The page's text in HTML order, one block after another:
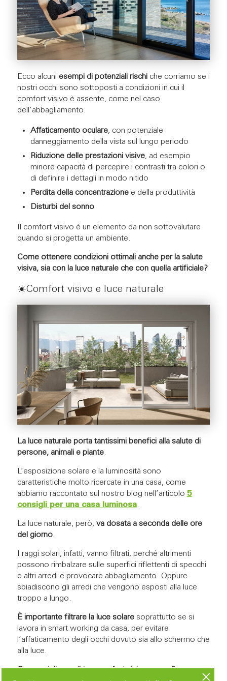
Ecco alcuni esempi di potenziali rischi che corriamo se i
nostri occhi sono sottoposti a condizioni in cui il
comfort visivo è assente, come nel caso
dell’abbagliamento.
Affaticamento oculare, con potenziale
danneggiamento della vista sul lungo periodo
Riduzione delle prestazioni visive, ad esempio
minore capacità di percepire i contrasti tra colori o
di definire i dettagli in modo nitido
Perdita della concentrazionee della produttività
Disturbi del sonno
Il comfort visivo è un elemento da non sottovalutare
quando si progetta un ambiente.
Come ottenere condizioni ottimali anche per la salute
visiva, sia con la luce naturale che con quella artificiale?
☀️Comfort visivo e luce naturale
La luce naturale porta tantissimi benefici alla salute di
persone, animali e piante.
L’esposizione solare e la luminosità sono
caratteristiche molto ricercate in una casa, come
abbiamo raccontato sul nostro blog nell’articolo 5
consigli per una casa luminosa.
La luce naturale, però, va dosata a seconda delle ore
del giorno.
I raggi solari, infatti, vanno filtrati, perché altrimenti
possono rimbalzare sulle superfici riflettenti di specchi
e altri arredi e provocare abbagliamento. Oppure
sbiadiscono gli arredi che vengono esposti alla luce
troppo a lungo.
È importante filtrare la luce solare soprattutto se si
lavora in smart working da casa, per evitare
l’affaticamento degli occhi dovuto sia allo schermo che
alla luce.
Come migliorare il tuo comfort visivo a casa?